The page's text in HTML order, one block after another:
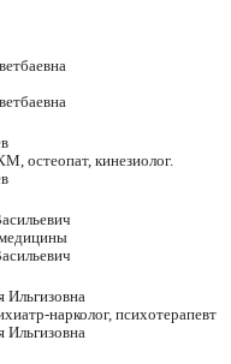
остеопат, кинезиолог.
нарколог, психотерапевт